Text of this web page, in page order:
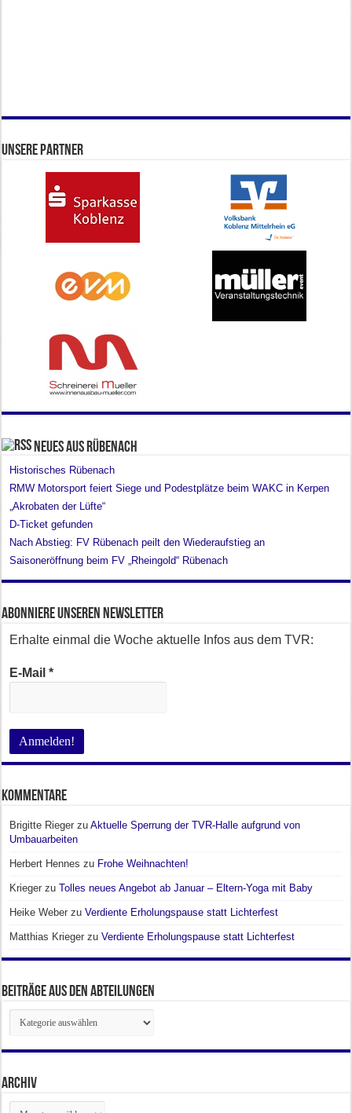
Unsere Partner
Neues aus Rübenach
Historisches Rübenach
RMW Motorsport feiert Siege und Podestplätze beim WAKC in Kerpen
„Akrobaten der Lüfte“
D-Ticket gefunden
Nach Abstieg: FV Rübenach peilt den Wiederaufstieg an
Saisoneröffnung beim FV „Rheingold“ Rübenach
Abonniere unseren Newsletter
Erhalte einmal die Woche aktuelle Infos aus dem TVR:
E-Mail*
Kommentare
Brigitte Rieger zuAktuelle Sperrung der TVR-Halle aufgrund von
Umbauarbeiten
Herbert Hennes zu Frohe Weihnachten!
Krieger zuTolles neues Angebot ab Januar – Eltern-Yoga mit Baby
Heike Weber zuVerdiente Erholungspause statt Lichterfest
Matthias Krieger zuVerdiente Erholungspause statt Lichterfest
Beiträge aus den Abteilungen
Beiträge
aus
den
Abteilungen
Archiv
Archiv